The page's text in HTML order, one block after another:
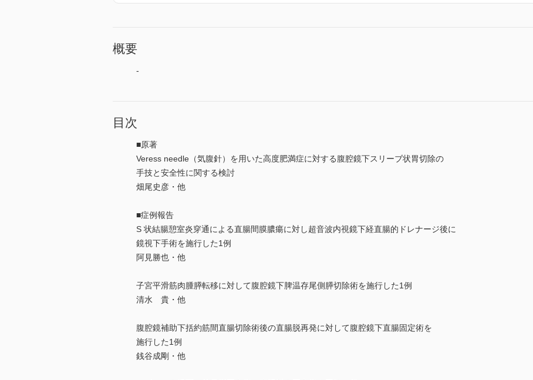
概要
-
目次
■原著
Veress needle（気腹針）を用いた高度肥満症に対する腹腔鏡下スリーブ状胃切除の
手技と安全性に関する検討
畑尾史彦・他
■症例報告
S 状結腸憩室炎穿通による直腸間膜膿瘍に対し超音波内視鏡下経直腸的ドレナージ後に
鏡視下手術を施行した1例
阿見勝也・他
子宮平滑筋肉腫膵転移に対して腹腔鏡下脾温存尾側膵切除術を施行した1例
清水 貴・他
腹腔鏡補助下括約筋間直腸切除術後の直腸脱再発に対して腹腔鏡下直腸固定術を
施行した1例
銭谷成剛・他